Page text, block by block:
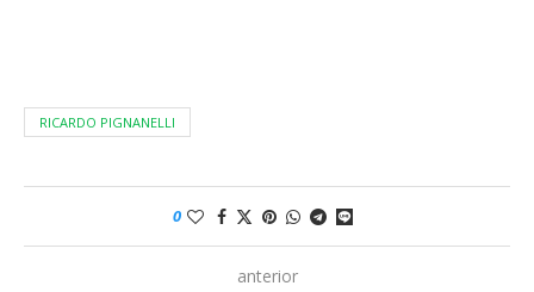
RICARDO PIGNANELLI
0
anterior